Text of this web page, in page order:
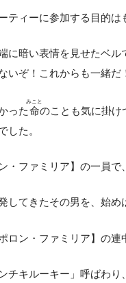
ティーに参加する目的は
に暗い表情を見せたベ
いぞ！これからも一緒だ
った命
みこと
のことも気に掛け
した。
・ファミリア】の一員で
してきたその男を、始め
ロン・ファミリア】の連
チキルーキー」呼ばわ